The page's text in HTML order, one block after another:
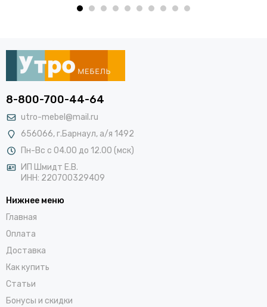
8-800-700-44-64
utro-mebel@mail.ru
656066, г.Барнаул, а/я 1492
Пн-Вс с 04.00 до 12.00 (мск)
ИП Шмидт Е.В.
ИНН: 220700329409
Нижнее меню
Главная
Оплата
Доставка
Как купить
Статьи
Бонусы и скидки